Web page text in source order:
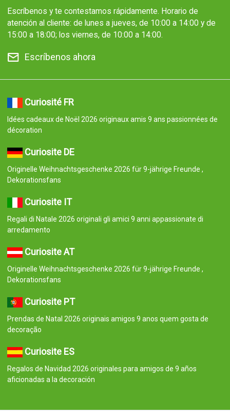
Escríbenos y te contestamos rápidamente. Horario de
atención al cliente: de lunes a jueves, de 10:00 a 14:00 y de
15:00 a 18:00; los viernes, de 10:00 a 14:00.
Escríbenos ahora
Curiosité FR
Idées cadeaux de Noël 2026 originaux amis 9 ans passionnées de
décoration
Curiosite DE
Originelle Weihnachtsgeschenke 2026 für 9-jährige Freunde ,
Dekorationsfans
Curiosite IT
Regali di Natale 2026 originali gli amici 9 anni appassionate di
arredamento
Curiosite AT
Originelle Weihnachtsgeschenke 2026 für 9-jährige Freunde ,
Dekorationsfans
Curiosite PT
Prendas de Natal 2026 originais amigos 9 anos quem gosta de
decoração
Curiosite ES
Regalos de Navidad 2026 originales para amigos de 9 años
aficionadas a la decoración